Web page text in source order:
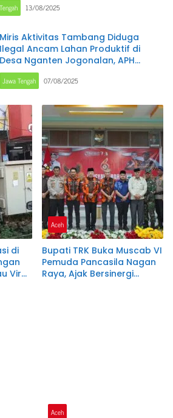
13/08/2025
Miris Aktivitas Tambang Diduga
Ilegal Ancam Lahan Produktif di
Desa Nganten Jogonalan, APH
Pembiaran Adanya Tambang Ilegal
Jawa Tengah 07/08/2025
di
Viral,
Aceh
Bupati TRK Buka Muscab VI
Pemuda Pancasila Nagan
Raya, Ajak Bersinergi
Aceh